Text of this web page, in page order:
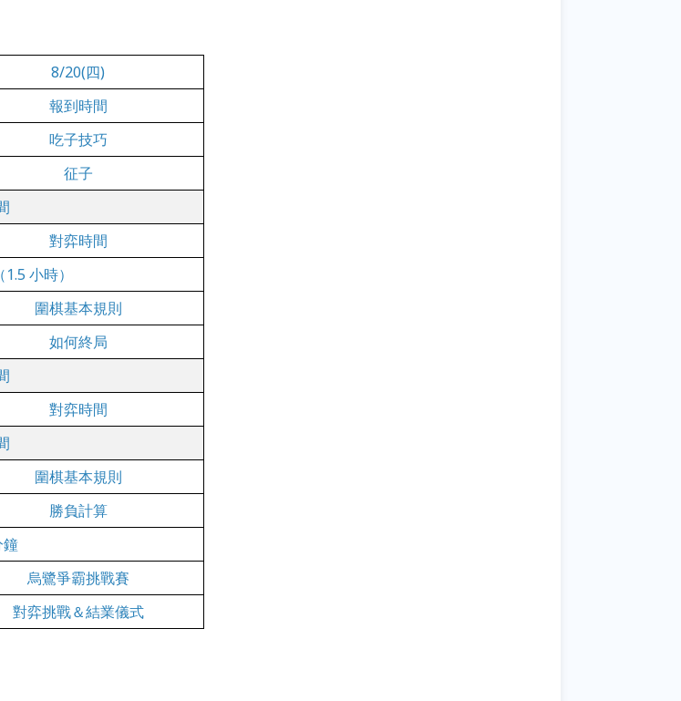
8/20(四)
報到時間
吃子技巧
征子
對弈時間
小時）
圍棋基本規則
如何終局
對弈時間
圍棋基本規則
勝負計算
鐘
烏鷺爭霸挑戰賽
對弈挑戰＆結業儀式